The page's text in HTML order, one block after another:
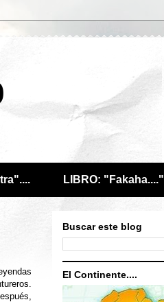
LIBRO: "Fakaha...."
Buscar este blog
El Continente....